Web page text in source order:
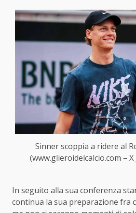
Sinner scoppia a ridere al
(www.glieroidelcalcio.com –
In seguito alla sua conferenza
continua la sua preparazione fra